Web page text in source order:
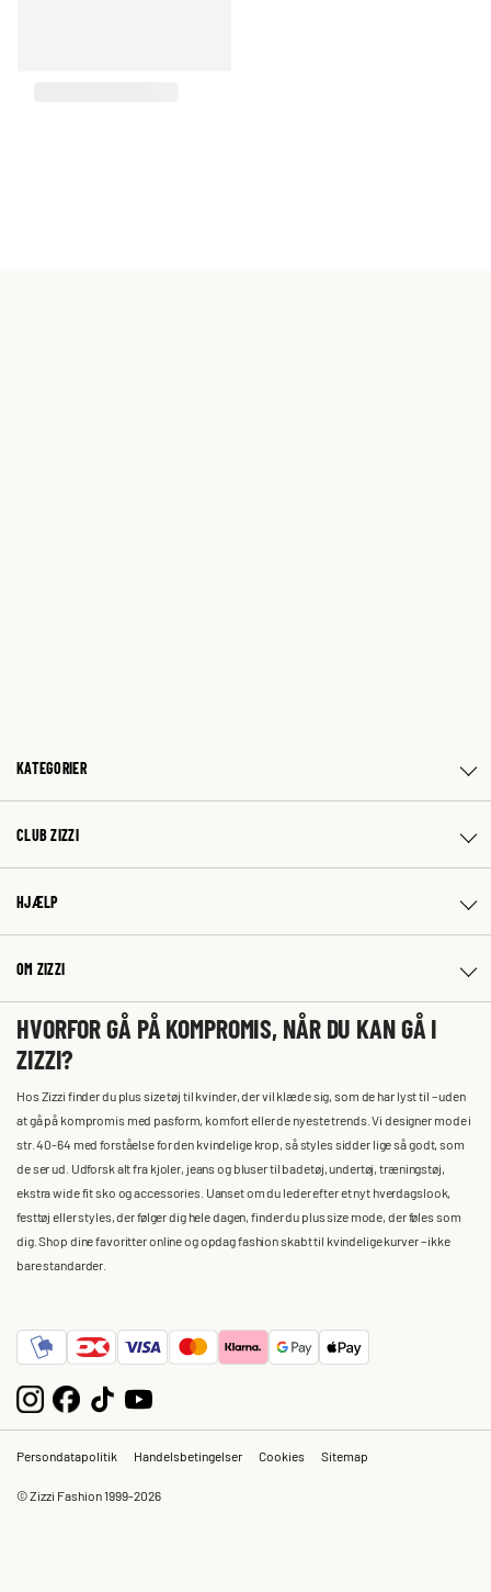
KATEGORIER
CLUB ZIZZI
HJÆLP
OM ZIZZI
HVORFOR GÅ PÅ KOMPROMIS, NÅR DU KAN GÅ I
ZIZZI?
Hos Zizzi finder du plus size tøj til kvinder, der vil klæde sig, som de har lyst til – uden
at gå på kompromis med pasform, komfort eller de nyeste trends. Vi designer mode i
str. 40-64 med forståelse for den kvindelige krop, så styles sidder lige så godt, som
de ser ud. Udforsk alt fra kjoler, jeans og bluser til badetøj, undertøj, træningstøj,
ekstra wide fit sko og accessories. Uanset om du leder efter et nyt hverdagslook,
festtøj eller styles, der følger dig hele dagen, finder du plus size mode, der føles som
dig. Shop dine favoritter online og opdag fashion skabt til kvindelige kurver – ikke
bare standarder.
Persondatapolitik Handelsbetingelser Cookies Sitemap
© Zizzi Fashion 1999-2026